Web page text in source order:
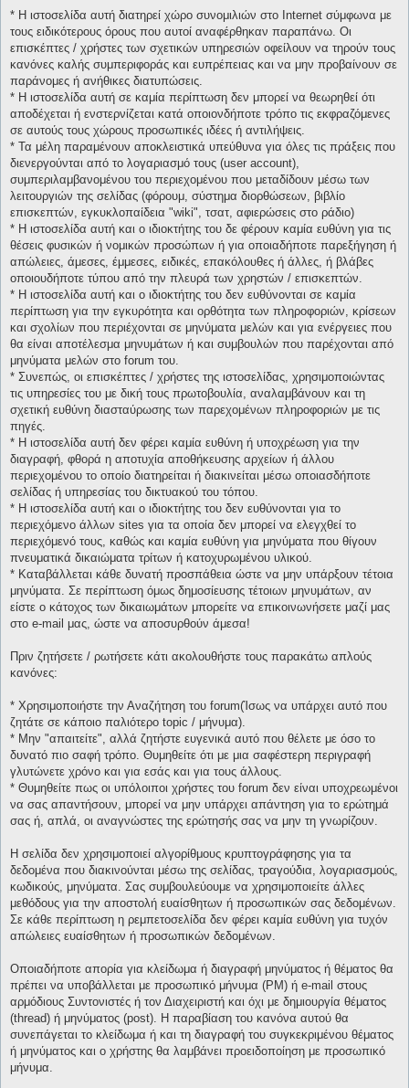
* H ιστοσελίδα αυτή διατηρεί χώρο συνομιλιών στο Internet σύμφωνα με
τους ειδικότερους όρους που αυτοί αναφέρθηκαν παραπάνω. Οι
επισκέπτες / χρήστες των σχετικών υπηρεσιών οφείλουν να τηρούν τους
κανόνες καλής συμπεριφοράς και ευπρέπειας και να μην προβαίνουν σε
παράνομες ή ανήθικες διατυπώσεις.
* H ιστοσελίδα αυτή σε καμία περίπτωση δεν μπορεί να θεωρηθεί ότι
αποδέχεται ή ενστερνίζεται κατά οποιονδήποτε τρόπο τις εκφραζόμενες
σε αυτούς τους χώρους προσωπικές ιδέες ή αντιλήψεις.
* Τα μέλη παραμένουν αποκλειστικά υπεύθυνα για όλες τις πράξεις που
διενεργούνται από το λογαριασμό τους (user account),
συμπεριλαμβανομένου του περιεχομένου που μεταδίδουν μέσω των
λειτουργιών της σελίδας (φόρουμ, σύστημα διορθώσεων, βιβλίο
επισκεπτών, εγκυκλοπαίδεια "wiki", τσατ, αφιερώσεις στο ράδιο)
* H ιστοσελίδα αυτή και ο ιδιοκτήτης του δε φέρουν καμία ευθύνη για τις
θέσεις φυσικών ή νομικών προσώπων ή για οποιαδήποτε παρεξήγηση ή
απώλειες, άμεσες, έμμεσες, ειδικές, επακόλουθες ή άλλες, ή βλάβες
οποιουδήποτε τύπου από την πλευρά των χρηστών / επισκεπτών.
* H ιστοσελίδα αυτή και ο ιδιοκτήτης του δεν ευθύνονται σε καμία
περίπτωση για την εγκυρότητα και ορθότητα των πληροφοριών, κρίσεων
και σχολίων που περιέχονται σε μηνύματα μελών και για ενέργειες που
θα είναι αποτέλεσμα μηνυμάτων ή και συμβουλών που παρέχονται από
μηνύματα μελών στο forum του.
* Συνεπώς, οι επισκέπτες / χρήστες της ιστοσελίδας, χρησιμοποιώντας
τις υπηρεσίες του με δική τους πρωτοβουλία, αναλαμβάνουν και τη
σχετική ευθύνη διασταύρωσης των παρεχομένων πληροφοριών με τις
πηγές.
* H ιστοσελίδα αυτή δεν φέρει καμία ευθύνη ή υποχρέωση για την
διαγραφή, φθορά η αποτυχία αποθήκευσης αρχείων ή άλλου
περιεχομένου το οποίο διατηρείται ή διακινείται μέσω οποιασδήποτε
σελίδας ή υπηρεσίας του δικτυακού του τόπου.
* H ιστοσελίδα αυτή και ο ιδιοκτήτης του δεν ευθύνονται για το
περιεχόμενο άλλων sites για τα οποία δεν μπορεί να ελεγχθεί το
περιεχόμενό τους, καθώς και καμία ευθύνη για μηνύματα που θίγουν
πνευματικά δικαιώματα τρίτων ή κατοχυρωμένου υλικού.
* Καταβάλλεται κάθε δυνατή προσπάθεια ώστε να μην υπάρξουν τέτοια
μηνύματα. Σε περίπτωση όμως δημοσίευσης τέτοιων μηνυμάτων, αν
είστε ο κάτοχος των δικαιωμάτων μπορείτε να επικοινωνήσετε μαζί μας
στο e-mail μας, ώστε να αποσυρθούν άμεσα!
Πριν ζητήσετε / ρωτήσετε κάτι ακολουθήστε τους παρακάτω απλούς
κανόνες:
* Χρησιμοποιήστε την Αναζήτηση του forum(Ίσως να υπάρχει αυτό που
ζητάτε σε κάποιο παλιότερο topic / μήνυμα).
* Μην "απαιτείτε", αλλά ζητήστε ευγενικά αυτό που θέλετε με όσο το
δυνατό πιο σαφή τρόπο. Θυμηθείτε ότι με μια σαφέστερη περιγραφή
γλυτώνετε χρόνο και για εσάς και για τους άλλους.
* Θυμηθείτε πως οι υπόλοιποι χρήστες του forum δεν είναι υποχρεωμένοι
να σας απαντήσουν, μπορεί να μην υπάρχει απάντηση για το ερώτημά
σας ή, απλά, οι αναγνώστες της ερώτησής σας να μην τη γνωρίζουν.
Η σελίδα δεν χρησιμοποιεί αλγορίθμους κρυπτογράφησης για τα
δεδομένα που διακινούνται μέσω της σελίδας, τραγούδια, λογαριασμούς,
κωδικούς, μηνύματα. Σας συμβουλεύουμε να χρησιμοποιείτε άλλες
μεθόδους για την αποστολή ευαίσθητων ή προσωπικών σας δεδομένων.
Σε κάθε περίπτωση η ρεμπετοσελίδα δεν φέρει καμία ευθύνη για τυχόν
απώλειες ευαίσθητων ή προσωπικών δεδομένων.
Οποιαδήποτε απορία για κλείδωμα ή διαγραφή μηνύματος ή θέματος θα
πρέπει να υποβάλλεται με προσωπικό μήνυμα (PM) ή e-mail στους
αρμόδιους Συντονιστές ή τον Διαχειριστή και όχι με δημιουργία θέματος
(thread) ή μηνύματος (post). Η παραβίαση του κανόνα αυτού θα
συνεπάγεται το κλείδωμα ή και τη διαγραφή του συγκεκριμένου θέματος
ή μηνύματος και ο χρήστης θα λαμβάνει προειδοποίηση με προσωπικό
μήνυμα.